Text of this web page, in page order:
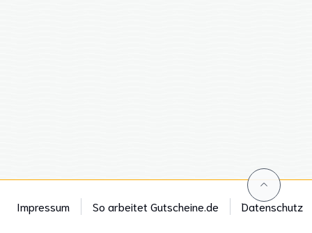
Impressum So arbeitet Gutscheine.de Datenschutz